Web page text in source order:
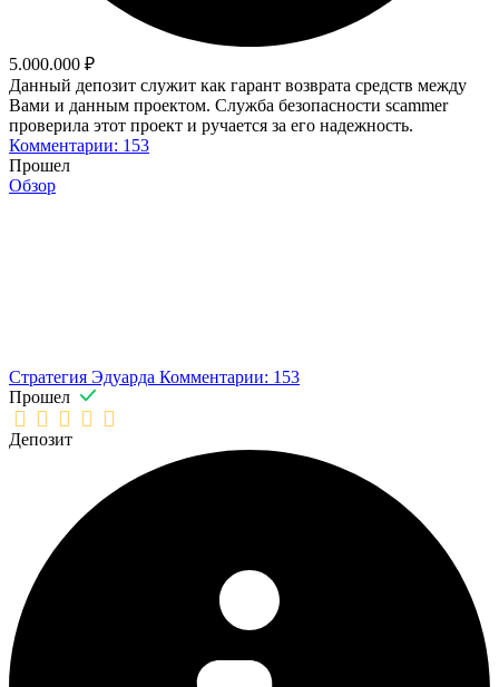
5.000.000 ₽
Данный депозит служит как гарант возврата средств между
Вами и данным проектом. Служба безопасности scammer
проверила этот проект и ручается за его надежность.
Комментарии: 153
Прошел
Обзор
Стратегия Эдуарда Комментарии: 153
Прошел
Депозит